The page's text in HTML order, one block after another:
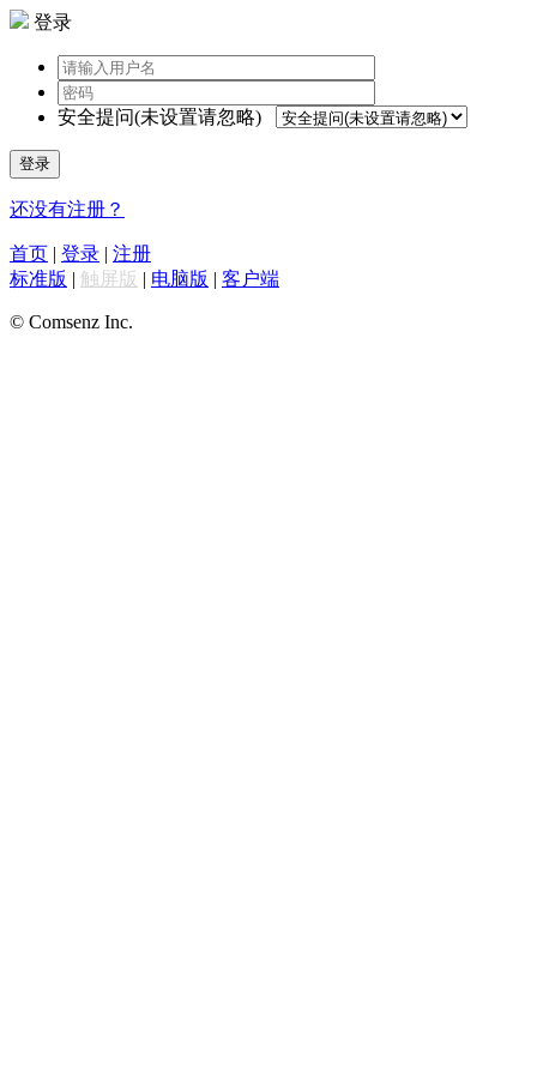
登录
安全提问(未设置请忽略)
登录
还没有注册？
首页 | 登录 | 注册
标准版 | 触屏版 | 电脑版 | 客户端
© Comsenz Inc.